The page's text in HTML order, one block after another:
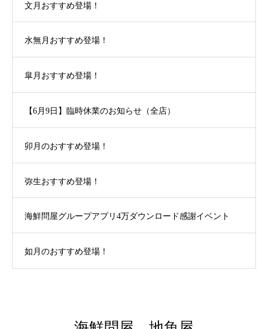
文月おすすめ登場！
水無月おすすめ登場！
皐月おすすめ登場！
【6月9日】臨時休業のお知らせ（全店）
卯月のおすすめ登場！
弥生おすすめ登場！
海鮮問屋グループアプリ4万ダウンロード感謝イベント
如月のおすすめ登場！